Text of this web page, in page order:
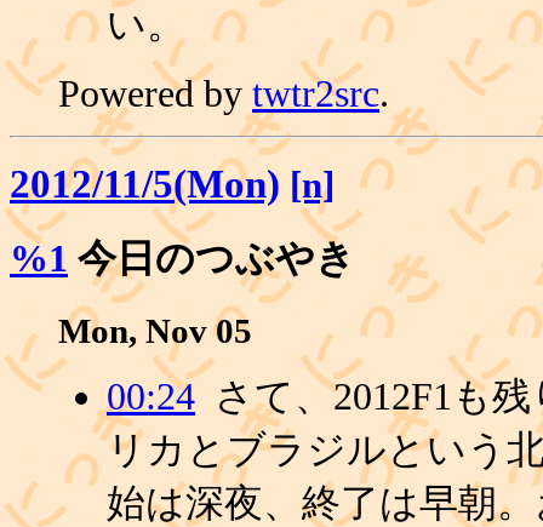
い。
Powered by twtr2src.
2012/11/5(Mon) [n]
%1 今日のつぶやき
Mon, Nov 05
00:24 さて、2012F1も
リカとブラジルという
始は深夜、終了は早朝